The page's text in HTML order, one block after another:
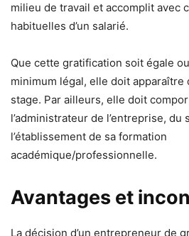
milieu de travail et accomplit avec
habituelles d’un salarié.
Que cette gratification soit égale
minimum légal, elle doit apparaître
stage. Par ailleurs, elle doit
l’administrateur de l’entreprise, du
l’établissement de sa formation
académique/professionnelle.
Avantages et
La décision d’un entrepreneur de